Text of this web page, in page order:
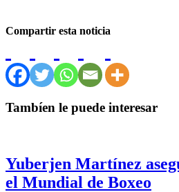
Compartir esta noticia
Tambíen le puede interesar
Yuberjen Martínez
el Mundial de Boxeo